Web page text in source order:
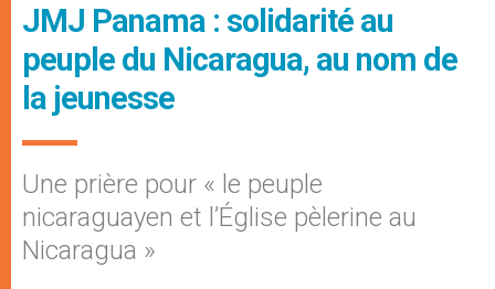
JMJ Panama : solidarité au
peuple du Nicaragua, au nom de
la jeunesse
Une prière pour « le peuple
nicaraguayen et l’Église pèlerine au
Nicaragua »